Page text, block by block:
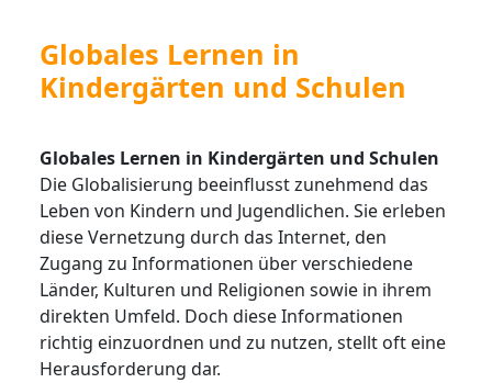
Globales Lernen in
Kindergärten und Schulen
Globales Lernen in Kindergärten und Schulen
Die Globalisierung beeinflusst zunehmend das
Leben von Kindern und Jugendlichen. Sie erleben
diese Vernetzung durch das Internet, den
Zugang zu Informationen über verschiedene
Länder, Kulturen und Religionen sowie in ihrem
direkten Umfeld. Doch diese Informationen
richtig einzuordnen und zu nutzen, stellt oft eine
Herausforderung dar.